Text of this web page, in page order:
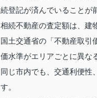
続登記が済んでいることが
相続不動産の査定額は、建
国土交通省の「不動産取引
価水準がエリアごとに異な
同じ市内でも、交通利便性
す。